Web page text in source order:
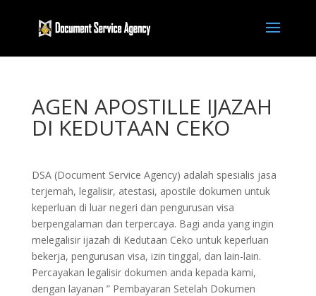
AGEN APOSTILLE IJAZAH
DI KEDUTAAN CEKO
DSA (Document Service Agency) adalah spesialis jasa
terjemah, legalisir, atestasi, apostile dokumen untuk
keperluan di luar negeri dan pengurusan visa
berpengalaman dan terpercaya. Bagi anda yang ingin
melegalisir ijazah di Kedutaan Ceko untuk keperluan
bekerja, pengurusan visa, izin tinggal, dan lain-lain.
Percayakan legalisir dokumen anda kepada kami,
dengan layanan ” Pembayaran Setelah Dokumen